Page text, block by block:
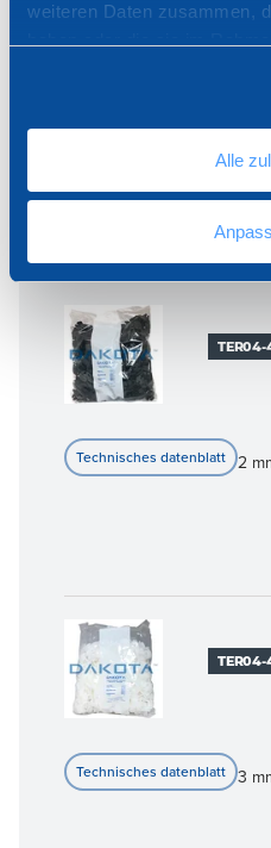
weiteren Daten zusammen,
Alle 1 mm
TER04-
2
TER04-
3